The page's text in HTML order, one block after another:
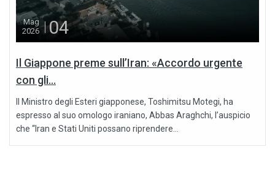
Mag
2026
04
Il Giappone preme sull’Iran: «Accordo urgente
con gli...
Il Ministro degli Esteri giapponese, Toshimitsu Motegi, ha
espresso al suo omologo iraniano, Abbas Araghchi, l’auspicio
che “Iran e Stati Uniti possano riprendere...